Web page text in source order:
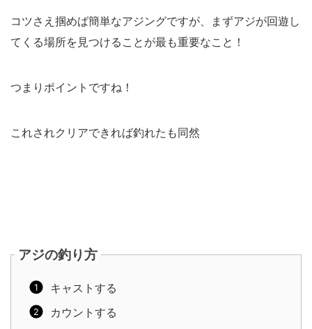
コツさえ掴めば簡単なアジングですが、まずアジが回遊し
てくる場所を見つけることが最も重要なこと！
つまりポイントですね！
これされクリアできれば釣れたも同然
アジの釣り方
キャストする
カウントする